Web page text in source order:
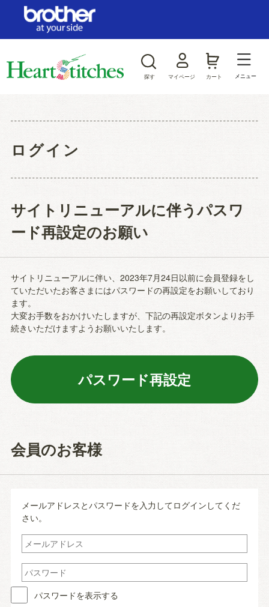
探す マイページ カート メニュー
ログイン
サイトリニューアルに伴うパスワ
ード再設定のお願い
サイトリニューアルに伴い、2023年7月24日以前に会員登録をし
ていただいたお客さまにはパスワードの再設定をお願いしており
ます。
大変お手数をおかけいたしますが、下記の再設定ボタンよりお手
続きいただけますようお願いいたします。
会員のお客様
メールアドレスとパスワードを入力してログインしてくだ
さい。
パスワードを表示する
ログイン/新規会員登録